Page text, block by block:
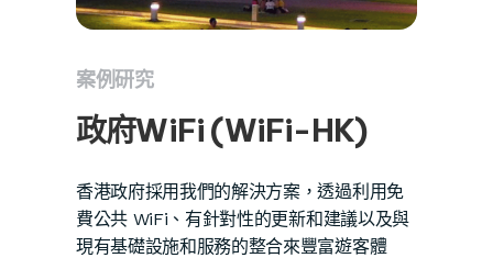
案例研究
政府WiFi (WiFi-HK)
香港政府採用我們的解決方案，透過利用免
費公共 WiFi、有針對性的更新和建議以及與
現有基礎設施和服務的整合來豐富遊客體